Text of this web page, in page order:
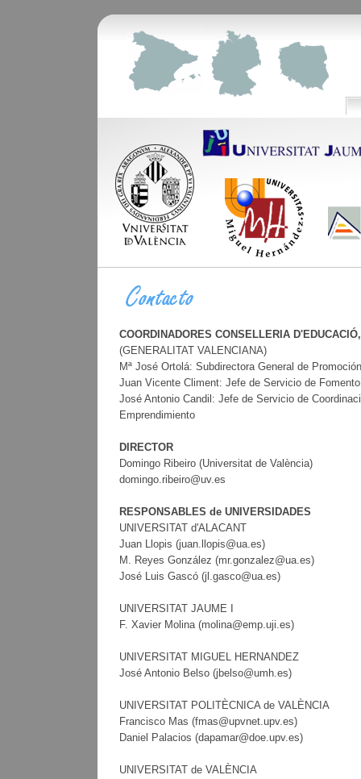
COORDINADORES CONSELLERIA
(GENERALITAT VALENCIANA)
Mª José Ortolá: Subdirectora General de
Juan Vicente Climent: Jefe de Servicio de
José Antonio Candil: Jefe de Servicio de
Emprendimiento
DIRECTOR
Domingo Ribeiro (Universitat de València)
domingo.ribeiro@uv.es
RESPONSABLES de UNIVERSIDADES
UNIVERSITAT d'ALACANT
Juan Llopis (juan.llopis@ua.es)
M. Reyes González (mr.gonzalez@ua.es)
José Luis Gascó (jl.gasco@ua.es)
UNIVERSITAT JAUME I
F. Xavier Molina (molina@emp.uji.es)
UNIVERSITAT MIGUEL HERNANDEZ
José Antonio Belso (jbelso@umh.es)
UNIVERSITAT POLITÈCNICA de VALÈNCIA
Francisco Mas (fmas@upvnet.upv.es)
Daniel Palacios (dapamar@doe.upv.es)
UNIVERSITAT de VALÈNCIA